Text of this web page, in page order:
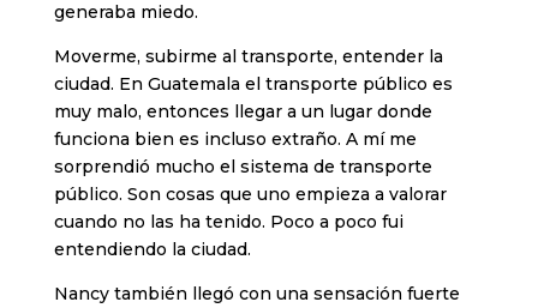
generaba miedo.
Moverme, subirme al transporte, entender la
ciudad. En Guatemala el transporte público es
muy malo, entonces llegar a un lugar donde
funciona bien es incluso extraño. A mí me
sorprendió mucho el sistema de transporte
público. Son cosas que uno empieza a valorar
cuando no las ha tenido. Poco a poco fui
entendiendo la ciudad.
Nancy también llegó con una sensación fuerte